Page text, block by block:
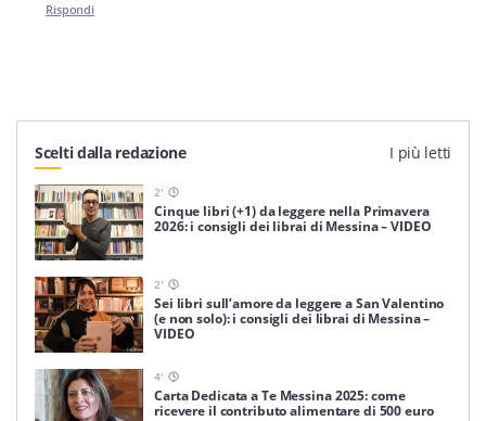
Rispondi
Scelti dalla redazione I più letti
2'
Cinque libri (+1) da leggere nella Primavera
2026: i consigli dei librai di Messina – VIDEO
2'
Sei libri sull’amore da leggere a San Valentino
(e non solo): i consigli dei librai di Messina –
VIDEO
4'
Carta Dedicata a Te Messina 2025: come
ricevere il contributo alimentare di 500 euro